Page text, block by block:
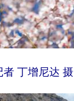
丁增尼达 摄